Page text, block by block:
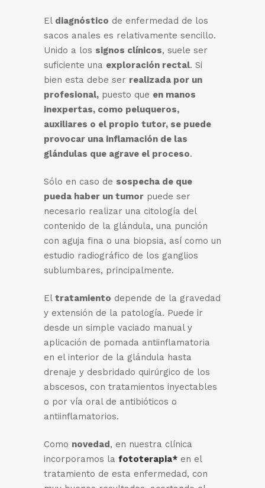
El diagnóstico de enfermedad de los
sacos anales es relativamente sencillo.
Unido a los signos clínicos, suele ser
suficiente una exploración rectal. Si
bien esta debe ser realizada por un
profesional, puesto que en manos
inexpertas, como peluqueros,
auxiliares o el propio tutor, se puede
provocar una inflamación de las
glándulas que agrave el proceso.
Sólo en caso de sospecha de que
pueda haber un tumor puede ser
necesario realizar una citología del
contenido de la glándula, una punción
con aguja fina o una biopsia, así como un
estudio radiográfico de los ganglios
sublumbares, principalmente.
El tratamiento depende de la gravedad
y extensión de la patología. Puede ir
desde un simple vaciado manual y
aplicación de pomada antiinflamatoria
en el interior de la glándula hasta
drenaje y desbridado quirúrgico de los
abscesos, con tratamientos inyectables
o por vía oral de antibióticos o
antiinflamatorios.
Como novedad, en nuestra clínica
incorporamos la fototerapia* en el
tratamiento de esta enfermedad, con